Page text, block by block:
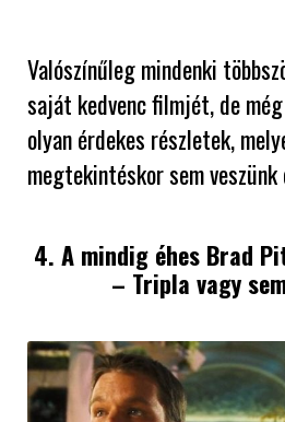
Valószínűleg mindenki
saját kedvenc filmjét, de
olyan érdekes részletek,
megtekintéskor sem veszünk
4. A mindig éhes Brad
– Tripla vagy